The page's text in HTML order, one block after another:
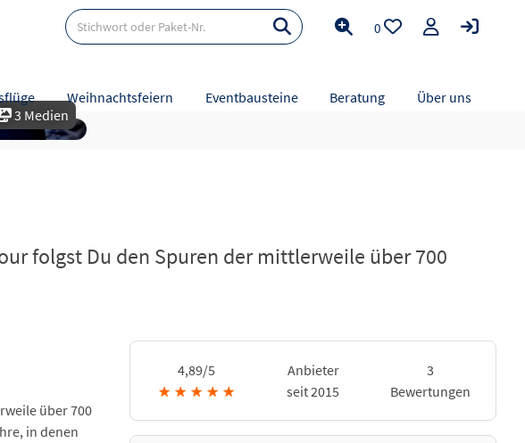
Weihnachtsfeiern Eventbausteine Beratung Über uns
0
3 Medien
folgst Du den Spuren der mittlerweile über 700
über 700
in denen
4,89/5
★ ★ ★ ★ ★
Anbieter
seit 2015
3
Bewertungen